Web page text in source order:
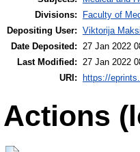
Divisions:
Faculty of
Depositing User: Viktorija
Date Deposited: 27 Jan 2022
Last Modified: 27 Jan 2022
URI:
https://
Actions